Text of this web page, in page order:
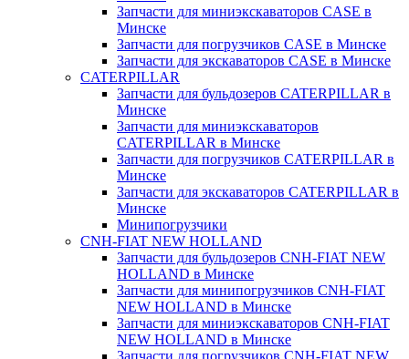
Запчасти для миниэкскаваторов CASE в
Минске
Запчасти для погрузчиков CASE в Минске
Запчасти для экскаваторов CASE в Минске
CATERPILLAR
Запчасти для бульдозеров CATERPILLAR в
Минске
Запчасти для миниэкскаваторов
CATERPILLAR в Минске
Запчасти для погрузчиков CATERPILLAR в
Минске
Запчасти для экскаваторов CATERPILLAR в
Минскe
Минипогрузчики
CNH-FIAT NEW HOLLAND
Запчасти для бульдозеров CNH-FIAT NEW
HOLLAND в Минске
Запчасти для минипогрузчиков CNH-FIAT
NEW HOLLAND в Минске
Запчасти для миниэкскаваторов CNH-FIAT
NEW HOLLAND в Минске
Запчасти для погрузчиков CNH-FIAT NEW